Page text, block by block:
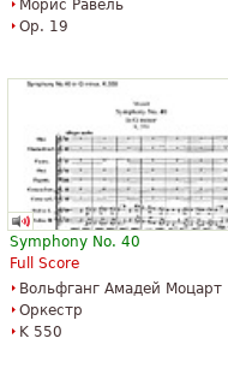
Морис Равель
Op. 19
Symphony No. 40
Full Score
Вольфганг Амадей Моцарт
Оркестр
K 550